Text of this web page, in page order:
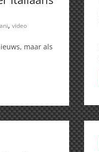
, video
maar als